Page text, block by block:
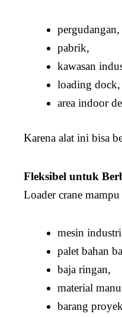
pergudangan,
pabrik,
kawasan
loading dock,
area indoor
Karena alat ini bisa
Fleksibel untuk
Loader crane
mesin
palet bahan
baja ringan,
material
barang